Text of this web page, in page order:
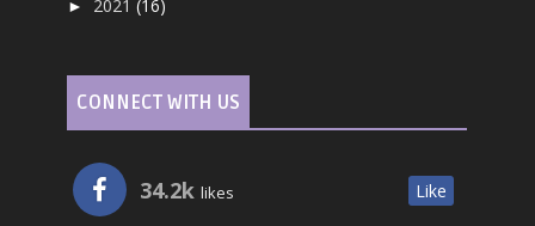
► 2021(16)
CONNECT WITH US
34.2k likes Like